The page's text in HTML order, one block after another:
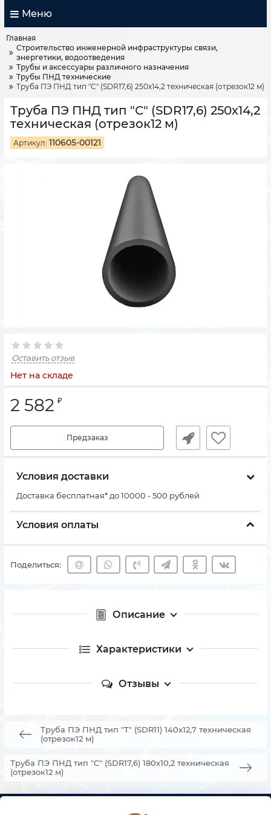
Меню
Главная
Строительство инженерной инфраструктуры связи,
энергетики, водоотведения
Трубы и аксессуары различного назначения
Трубы ПНД технические
Труба ПЭ ПНД тип "С" (SDR17,6) 250х14,2 техническая (отрезок12 м)
Труба ПЭ ПНД тип "С" (SDR17,6) 250х14,2
техническая (отрезок12 м)
Артикул: 110605-00121
Оставить отзыв
Нет на складе
2 582 ₽
Предзаказ
Условия доставки
Доставка бесплатная* до 10000 - 500 рублей
Условия оплаты
Поделиться:
Описание
Характеристики
Отзывы
Труба ПЭ ПНД тип "Т" (SDR11) 140х12,7 техническая
(отрезок12 м)
Труба ПЭ ПНД тип "С" (SDR17,6) 180х10,2 техническая
(отрезок12 м)